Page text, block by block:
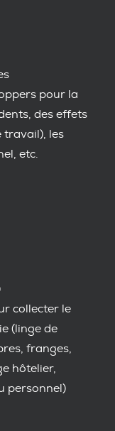
pour la
des effets
travail), les
etc.
collecter le
(linge de
franges,
hôtelier,
personnel)